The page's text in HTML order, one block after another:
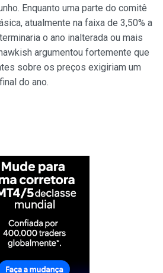
Enquanto uma parte do comitê
atualmente na faixa de 3,50% a
o ano inalterada ou mais
argumentou fortemente que
sobre os preços exigiriam um
do ano.